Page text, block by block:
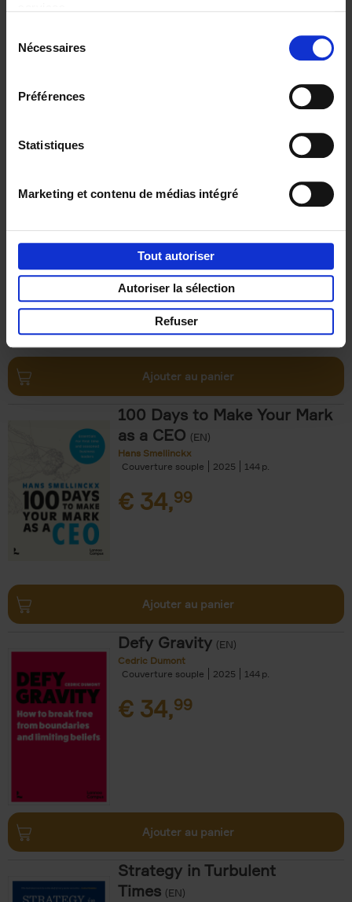
Nécessaires
Préférences
Statistiques
Marketing et contenu de médias intégré
Tout autoriser
Autoriser la sélection
Refuser
The Big Book of Retail
€37,50
Ajouter au panier
100 Days to Make Your Mark
as a CEO (EN)
Hans Smellinckx
Couverture souple
2025 144
€ 34,99
Ajouter au panier
Defy Gravity (EN)
Cedric Dumont
Couverture souple
2025 144
€ 34,99
Ajouter au panier
Strategy in Turbulent
Times (EN)